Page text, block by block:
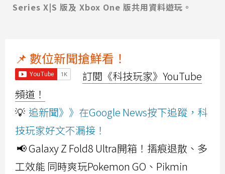
Series X|S 版及 Xbox One 版共用資料遊玩。
📌 數位新聞搶鮮看！
訂閱《科技玩家》YouTube
頻道！
💡 追新聞》》在Google News按下追蹤，科
技玩家好文不漏接！
📢 Galaxy Z Fold8 Ultra開箱！摺痕退散、多
工效能 同時爽玩Pokemon GO、Pikmin